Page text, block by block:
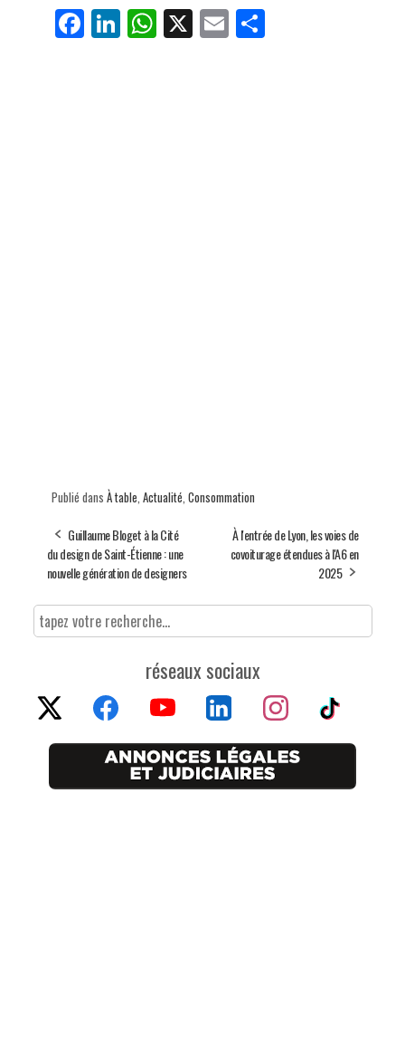
Fa
ce
Li
nk
W
ha
X E
m
Pa
rt
Publié dans À table Actualité Consommation
Guillaume Bloget à la Cité
du design de Saint-Étienne : une
nouvelle génération de designers
À l'entrée de Lyon, les voies de
covoiturage étendues à l'A6 en
2025
réseaux sociaux